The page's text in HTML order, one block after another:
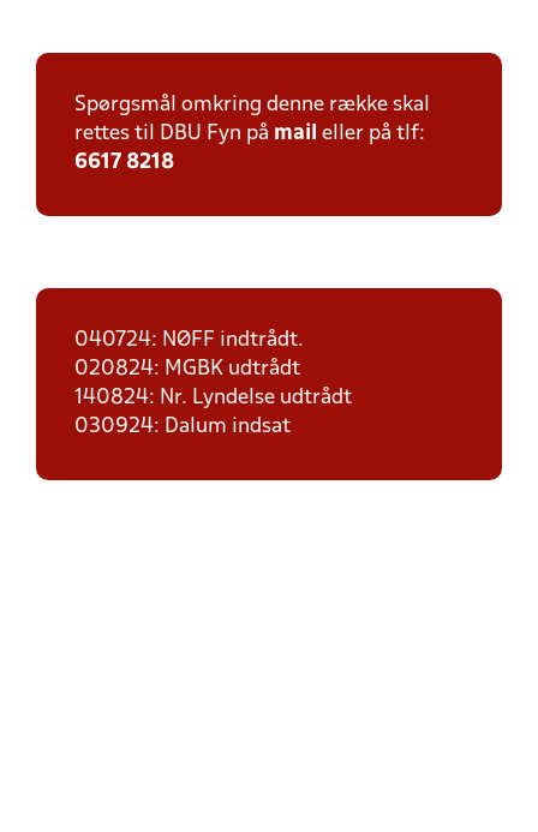
Spørgsmål omkring denne række skal
rettes til DBU Fyn på mail eller på tlf:
6617 8218
040724: NØFF indtrådt.
020824: MGBK udtrådt
140824: Nr. Lyndelse udtrådt
030924: Dalum indsat